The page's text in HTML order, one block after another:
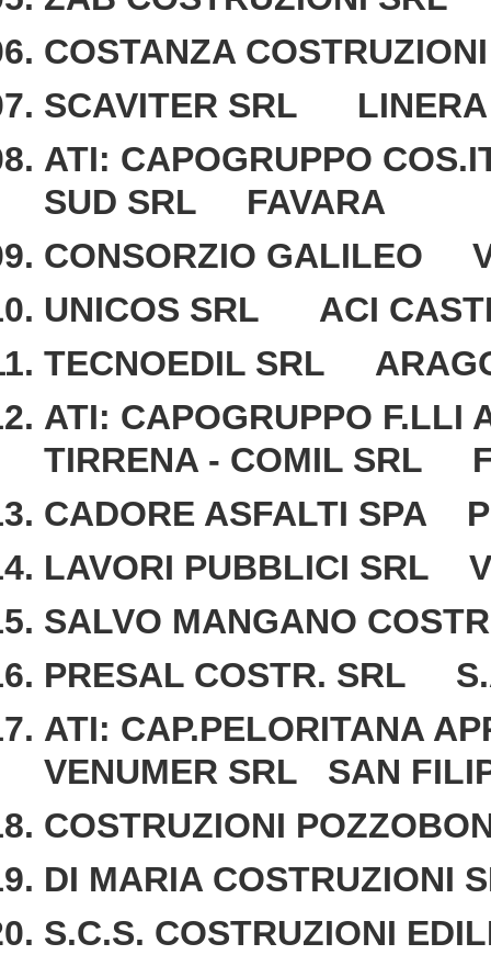
COSTANZA
SCAVITER SRL LINERA
ATI: CAPOGRUPPO
SUD SRL FAVARA
CONSORZIO GALILEO
UNICOS SRL ACI
TECNOEDIL SRL
ATI: CAPOGRUPPO
TIRRENA - COMIL SRL
CADORE ASFALTI SPA
LAVORI PUBBLICI SRL
SALVO MANGANO
PRESAL COSTR. SRL
ATI: CAP.PELORITANA
VENUMER SRL SAN
COSTRUZIONI
DI MARIA COSTRUZIONI
S.C.S. COSTRUZIONI